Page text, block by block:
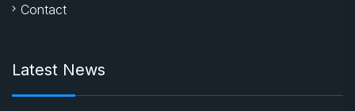
Contact
Latest News